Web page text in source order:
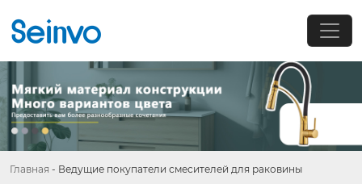
Главная - Ведущие покупатели смесителей для раковины